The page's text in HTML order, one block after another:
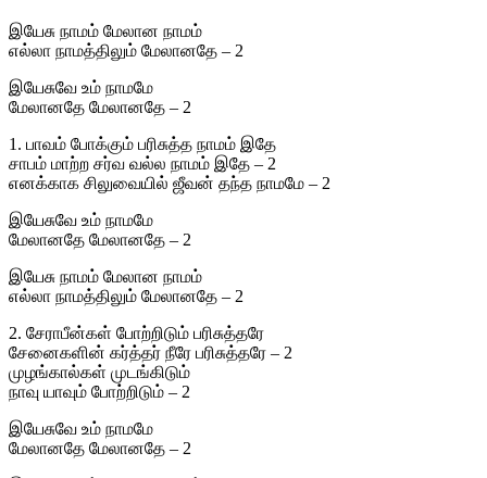
இயேசு நாமம் மேலான நாமம்
எல்லா நாமத்திலும் மேலானதே – 2
இயேசுவே உம் நாமமே
மேலானதே மேலானதே – 2
1. பாவம் போக்கும் பரிசுத்த நாமம் இதே
சாபம் மாற்ற சர்வ வல்ல நாமம் இதே – 2
எனக்காக சிலுவையில் ஜீவன் தந்த நாமமே – 2
இயேசுவே உம் நாமமே
மேலானதே மேலானதே – 2
இயேசு நாமம் மேலான நாமம்
எல்லா நாமத்திலும் மேலானதே – 2
2. சேராபீன்கள் போற்றிடும் பரிசுத்தரே
சேனைகளின் கர்த்தர் நீரே பரிசுத்தரே – 2
முழங்கால்கள் முடங்கிடும்
நாவு யாவும் போற்றிடும் – 2
இயேசுவே உம் நாமமே
மேலானதே மேலானதே – 2